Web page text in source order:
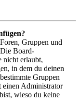
Gruppen und
Board-
nicht erlaubt,
in dem du deinen
Gruppen
einen Administrator
wieso du keine